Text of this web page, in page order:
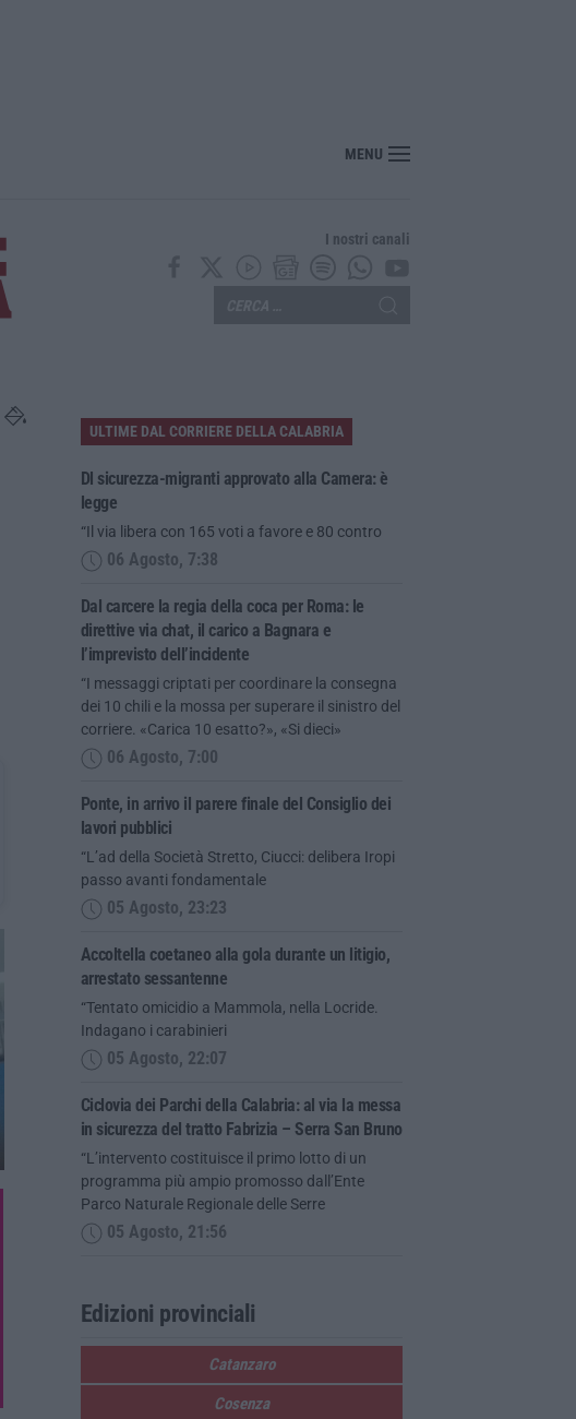
Ponte, in arrivo il parere finale del Consiglio dei lavori pubblici
MENU
I nostri canali
ULTIME DAL CORRIERE DELLA CALABRIA
Dl sicurezza-migranti approvato alla Camera: è
legge
“Il via libera con 165 voti a favore e 80 contro
06 Agosto, 7:38
Dal carcere la regia della coca per Roma: le
direttive via chat, il carico a Bagnara e
l’imprevisto dell’incidente
“I messaggi criptati per coordinare la consegna
dei 10 chili e la mossa per superare il sinistro del
corriere. «Carica 10 esatto?», «Si dieci»
06 Agosto, 7:00
Ponte, in arrivo il parere finale del Consiglio dei
lavori pubblici
“L’ad della Società Stretto, Ciucci: delibera Iropi
passo avanti fondamentale
05 Agosto, 23:23
Accoltella coetaneo alla gola durante un litigio,
arrestato sessantenne
“Tentato omicidio a Mammola, nella Locride.
Indagano i carabinieri
05 Agosto, 22:07
Ciclovia dei Parchi della Calabria: al via la messa
in sicurezza del tratto Fabrizia – Serra San Bruno
“L’intervento costituisce il primo lotto di un
programma più ampio promosso dall’Ente
Parco Naturale Regionale delle Serre
05 Agosto, 21:56
Edizioni provinciali
Catanzaro
Cosenza